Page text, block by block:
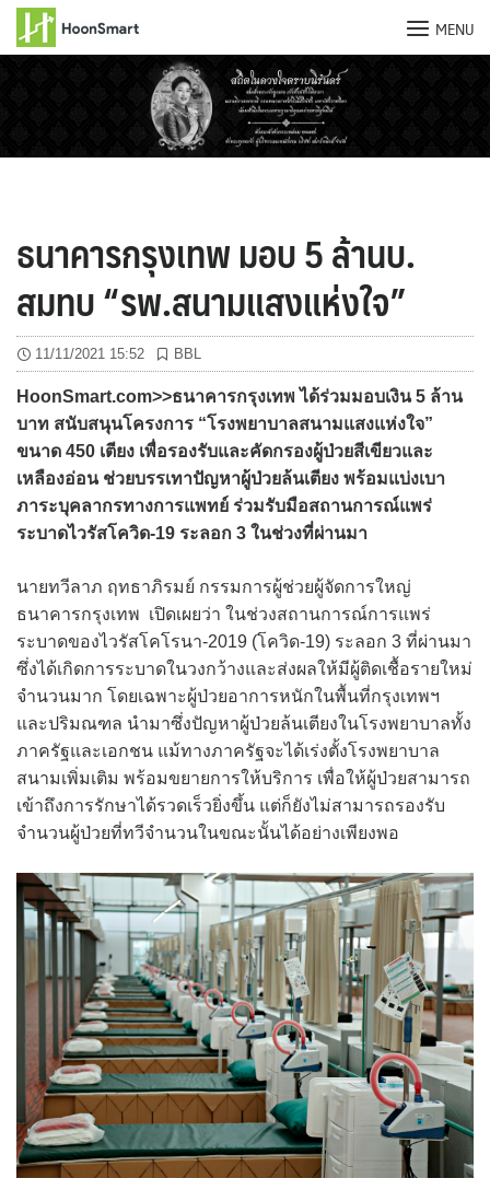
MENU
ธนาคารกรุงเทพ มอบ 5 ล้านบ.
สมทบ “รพ.สนามแสงแห่งใจ”
11/11/2021 15:52 BBL
HoonSmart.com>>ธนาคารกรุงเทพ ได้ร่วมมอบเงิน 5 ล้าน
บาท สนับสนุนโครงการ “โรงพยาบาลสนามแสงแห่งใจ”
ขนาด 450 เตียง เพื่อรองรับและคัดกรองผู้ป่วยสีเขียวและ
เหลืองอ่อน ช่วยบรรเทาปัญหาผู้ป่วยล้นเตียง พร้อมแบ่งเบา
ภาระบุคลากรทางการแพทย์ ร่วมรับมือสถานการณ์แพร่
ระบาดไวรัสโควิด-19 ระลอก 3 ในช่วงที่ผ่านมา
นายทวีลาภ ฤทธาภิรมย์ กรรมการผู้ช่วยผู้จัดการใหญ่
ธนาคารกรุงเทพ เปิดเผยว่า ในช่วงสถานการณ์การแพร่
ระบาดของไวรัสโคโรนา-2019 (โควิด-19) ระลอก 3 ที่ผ่านมา
ซึ่งได้เกิดการระบาดในวงกว้างและส่งผลให้มีผู้ติดเชื้อรายใหม่
จำนวนมาก โดยเฉพาะผู้ป่วยอาการหนักในพื้นที่กรุงเทพฯ
และปริมณฑล นำมาซึ่งปัญหาผู้ป่วยล้นเตียงในโรงพยาบาลทั้ง
ภาครัฐและเอกชน แม้ทางภาครัฐจะได้เร่งตั้งโรงพยาบาล
สนามเพิ่มเติม พร้อมขยายการให้บริการ เพื่อให้ผู้ป่วยสามารถ
เข้าถึงการรักษาได้รวดเร็วยิ่งขึ้น แต่ก็ยังไม่สามารถรองรับ
จำนวนผู้ป่วยที่ทวีจำนวนในขณะนั้นได้อย่างเพียงพอ